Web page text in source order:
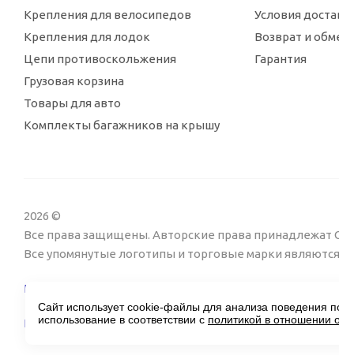
Крепления для велосипедов
Крепления для лодок
Цепи противоскольжения
Грузовая корзина
Товары для авто
Комплекты багажников на крышу
Условия
Возврат и
Гарантия
2026 ©
Все права защищены. Авторские права принадлежат
Все упомянутые логотипы и торговые марки
Пользовательское соглашение
Поддержка сайта Twin px
Сайт использует cookie-файлы для анализа поведения
использование в соответствии с политикой в отношении